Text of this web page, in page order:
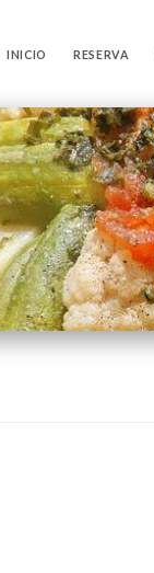
INICIO RESERVA